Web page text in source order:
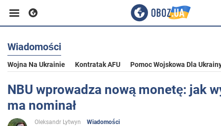
Biznes
Sport
Rozrywka
Wiadomości
Wojna Na Ukrainie Kontratak AFU Pomoc Wojskowa Dla
NBU wprowadza nową monetę: jak
ma nominał
Oleksandr Lytwyn
Wiadomości